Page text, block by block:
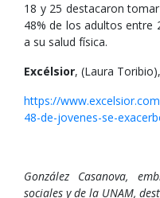
18 y 25 destacaron
48% de los adultos entre
a su salud física.
Excélsior, (Laura Toribio),
https://
48-de-jovenes-se-
González Casanova,
sociales y de la UNAM,